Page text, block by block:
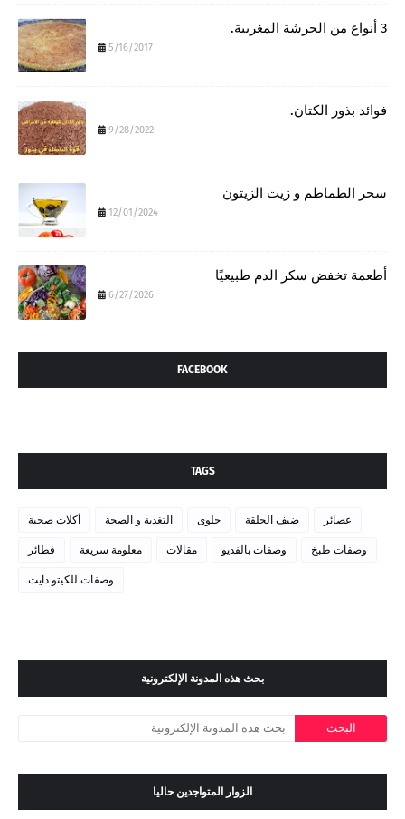
3 أنواع من الحرشة المغربية.
5/16/2017
فوائد بذور الكتان.
9/28/2022
سحر الطماطم و زيت الزيتون
12/01/2024
أطعمة تخفض سكر الدم طبيعيًا
6/27/2026
FACEBOOK
TAGS
أكلات صحية التغدية و الصحة حلوى ضيف الحلقة عصائر
فطائر معلومة سريعة مقالات وصفات بالفديو وصفات طبخ
وصفات للكيتو دايت
بحث هذه المدونة الإلكترونية
الزوار المتواجدين حاليا